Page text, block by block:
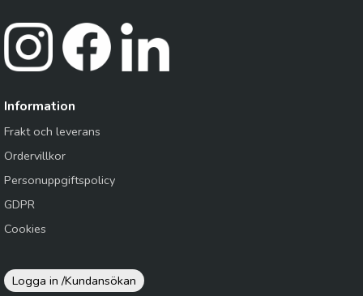
Information
Frakt och leverans
Ordervillkor
Personuppgiftspolicy
GDPR
Cookies
Logga in /Kundansökan